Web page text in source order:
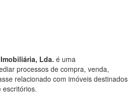
Lda. é uma
processos de compra, venda,
relacionado com imóveis destinados
escritórios.